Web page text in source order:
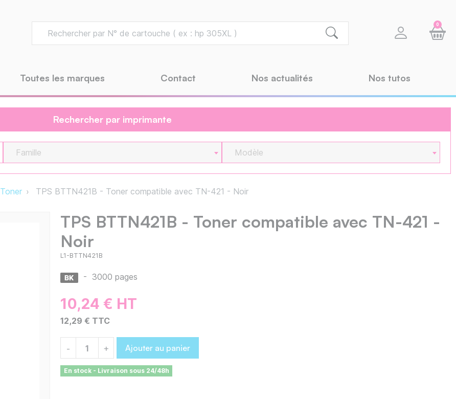
0
Toutes les marques Contact Nos actualités Nos tutos
Rechercher par imprimante
Famille Modèle
Toner TPS BTTN421B - Toner compatible avec TN-421 - Noir
TPS BTTN421B - Toner compatible avec TN-421 -
Noir
L1-BTTN421B
- 3000 pages
10,24 € HT
12,29 € TTC
- + Ajouter au panier
En stock - Livraison sous 24/48h